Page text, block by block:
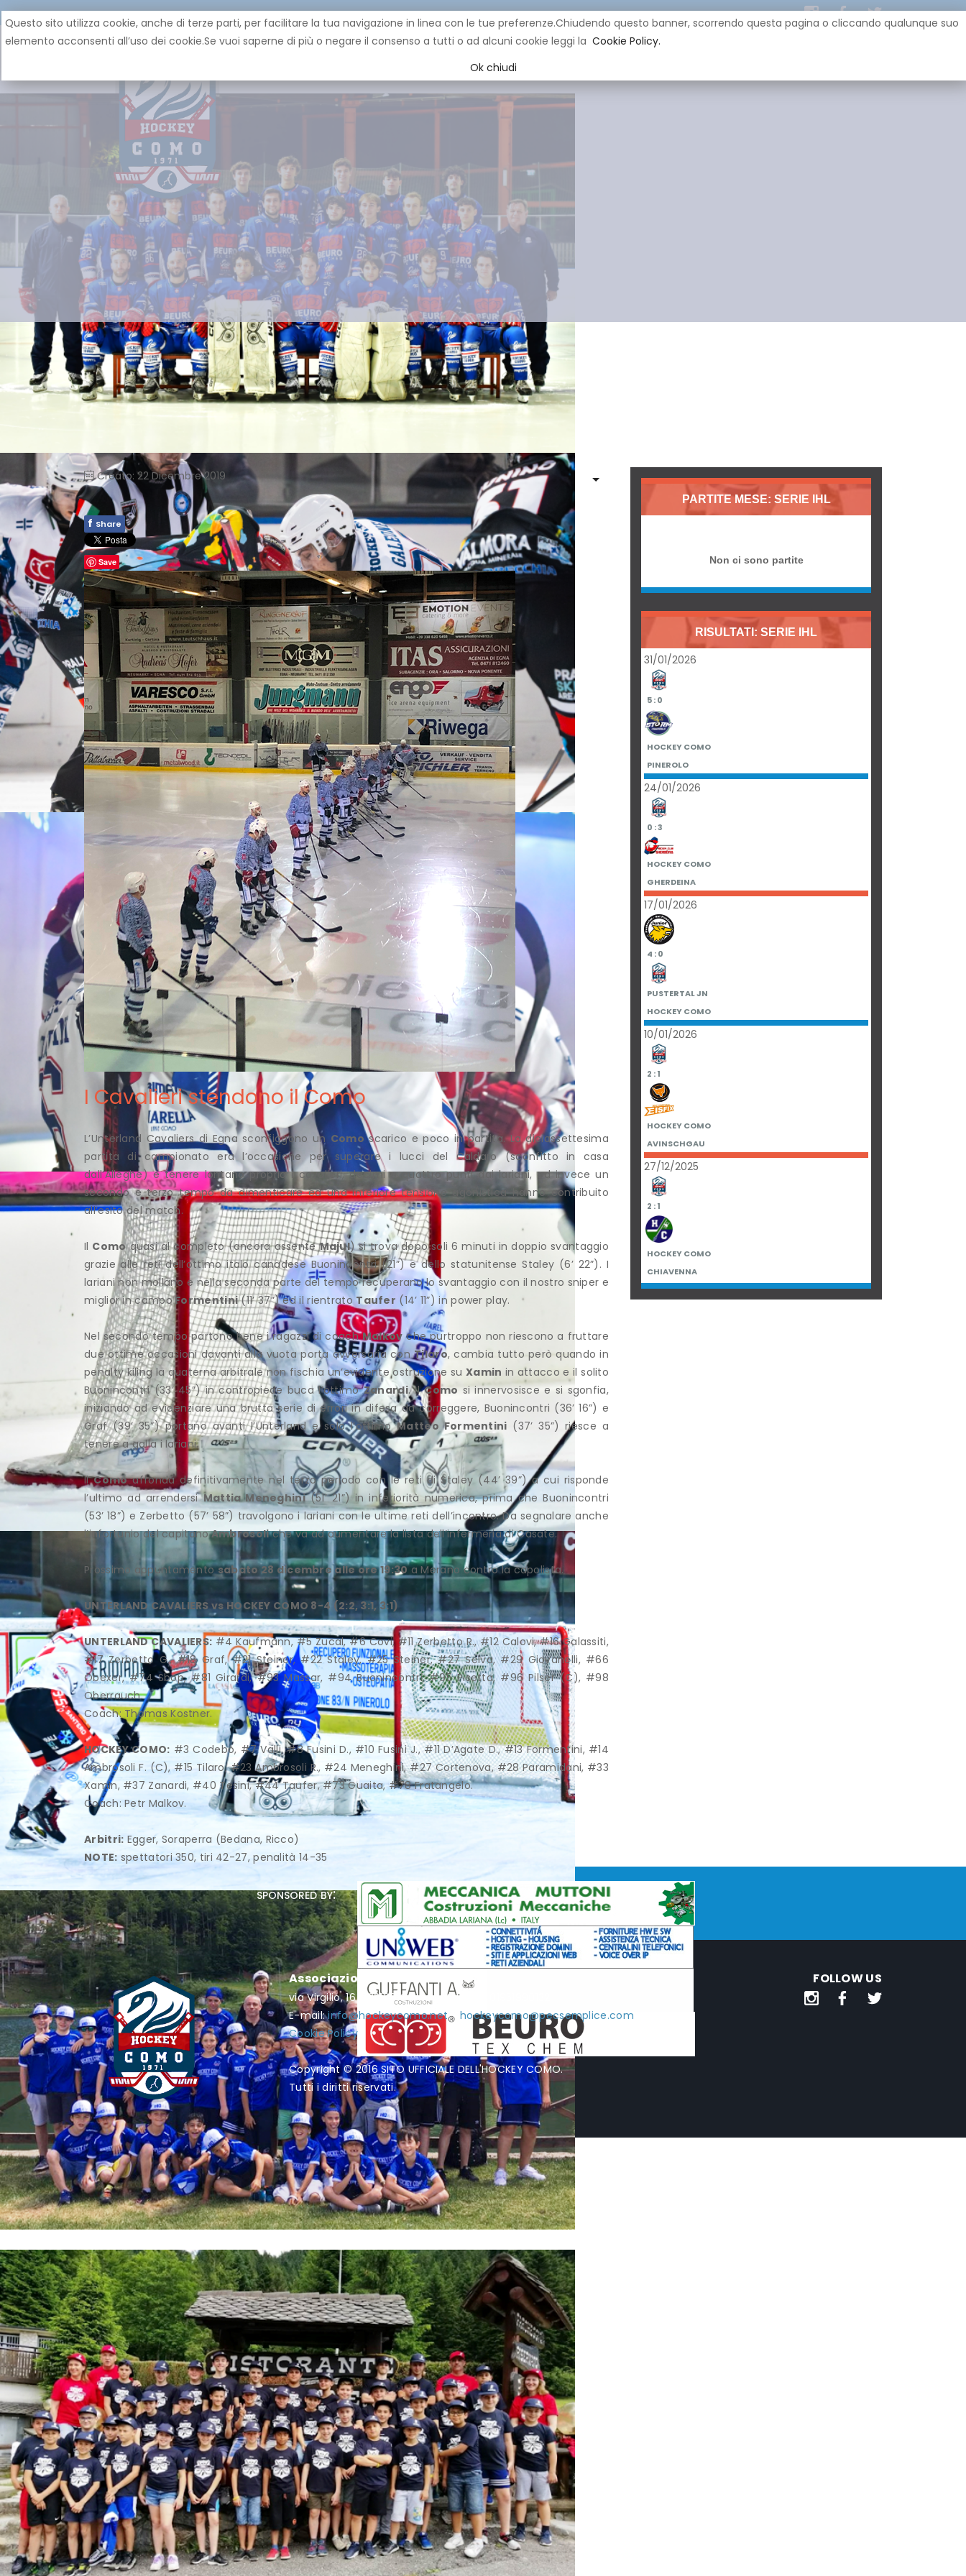
YOUNG
Creato: 22 Dicembre 2019
f Share
Save
I Cavalieri stendono il Como
L’Unterland Cavaliers di Egna sconfiggono un Comoscarico e poco in partita. La diciassettesima
partita di campionato era l’occasione per superare i lucci del Caldaro (sconfitto in casa
dall’Alleghe) e tenere lontano proprio i cavalieri, decimi a quattro punti dai lariani, ed invece un
secondo e terzo tempo da dimenticare ed una inferiore tensione agonistica hanno contribuito
all’esito del match.
Il Comoquasi al completo (ancora assenteMajul) si trova dopo soli 6 minuti in doppio svantaggio
grazie alle reti dell’ottimo italo canadese Buonincontri (21”) e dello statunitense Staley (6’ 22”). I
lariani non mollano e nella seconda parte del tempo recuperano lo svantaggio con il nostro sniper e
miglior in campoFormentini(11’ 37”) ed il rientratoTaufer (14’ 11”) in power play.
Nel secondo tempo partono bene i ragazzi di coachMalkovche purtroppo non riescono a fruttare
due ottime occasioni davanti alla vuota porta avversaria conTilaro, cambia tutto però quando in
penalty kiling la quaterna arbitrale non fischia un’evidente ostruzione su Xamin in attacco e il solito
Buonincontri (33’ 45”) in contropiede buca l’ottimoZanardi. IlComosi innervosisce e si sgonfia,
iniziando ad evidenziare una brutta serie di errori in difesa da correggere, Buonincontri (36’ 16”) e
Graf (39’ 35”) portano avanti l’Unterland e solo l’ottimoMatteo Formentini (37’ 35”) riesce a
tenere a galla i lariani.
IlComoaffonda definitivamente nel terzo periodo con le reti di Staley (44’ 39”) a cui risponde
l’ultimo ad arrendersiMattia Meneghini(51’ 21”) in inferiorità numerica, prima che Buonincontri
(53’ 18”) e Zerbetto (57’ 58”) travolgono i lariani con le ultime reti dell’incontro. Da segnalare anche
l’infortunio del capitanoAmbrosoliche va ad aumentare la lista dell’infermeria di Casate.
Prossimo appuntamentosabato 28 dicembre alle ore 19:30a Merano contro la capolista.
UNTERLAND CAVALIERS vs HOCKEY COMO 8-4 (2:2, 3:1, 3:1)
UNTERLAND CAVALIERS:#4 Kaufmann, #5 Zucal, #6 Covi, #11 Zerbetto R., #12 Calovi, #16 Galassiti,
#17 Zerbetto G., #18 Graf, #21 Steiner, #22 Staley, #25 Steiner, #27 Selva, #29 Giovanelli, #66
Obexer, #74 Sbop, #81 Girardi, #93 Massar, #94 Buonincontri, #95 Pisetta, #96 Pilser (C), #98
Oberrauch.
Coach: Thomas Kostner.
HOCKEY COMO: #3 Codebò, #7 Valli, #8 Fusini D., #10 Fusini J., #11 D’Agate D., #13 Formentini, #14
Ambrosoli F. (C), #15 Tilaro, #23 Ambrosoli R., #24 Meneghini, #27 Cortenova, #28 Paramidani, #33
Xamin, #37 Zanardi, #40 Tesini, #44 Taufer, #73 Guaita, #78 Fratangelo.
Coach: Petr Malkov.
Arbitri: Egger, Soraperra (Bedana, Ricco)
NOTE: spettatori 350, tiri 42-27, penalità 14-35
PARTITE MESE: SERIE IHL
Non ci sono partite
RISULTATI: SERIE IHL
31/01/2026
5 : 0
HOCKEY COMO
PINEROLO
24/01/2026
0 : 3
HOCKEY COMO
GHERDEINA
17/01/2026
4 : 0
PUSTERTAL JN
HOCKEY COMO
10/01/2026
2 : 1
HOCKEY COMO
AVINSCHGAU
27/12/2025
2 : 1
HOCKEY COMO
CHIAVENNA
sponsored by:
Associazione Hockey Como
via Virgilio, 16 - 22100 Como - P.I. / C.F. 01951990132
E-mail:info@hockeycomo.net-hockeycomo@pecsemplice.com
Cookie Policy
Copyright © 2016 SITO UFFICIALE DELL'HOCKEY COMO.
Tutti i diritti riservati.
FOLLOW US
Questo sito utilizza cookie, anche di terze parti, per facilitare la tua navigazione in linea con le tue preferenze.Chiudendo questo banner, scorrendo questa pagina o cliccando qualunque suo
elemento acconsenti all’uso dei cookie.Se vuoi saperne di più o negare il consenso a tutti o ad alcuni cookie leggi la Cookie Policy.
Ok chiudi